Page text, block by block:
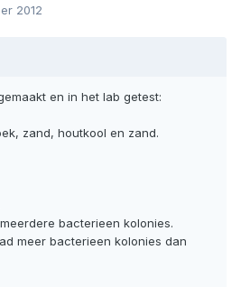
2012
en in het lab getest:
zand, houtkool en zand.
bacterieen kolonies.
meer bacterieen kolonies dan